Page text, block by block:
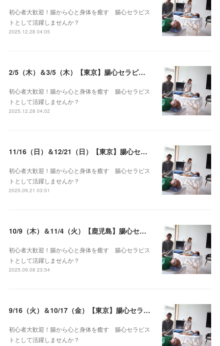
初心者大歓迎！腸から心と身体を癒す 腸心セラピス
トとして活躍しませんか？
2025.12.28 04:05
2/5（木）＆3/5（木）【東京】腸心セラピスト養成コース《２日間コース》開講決定
初心者大歓迎！腸から心と身体を癒す 腸心セラピス
トとして活躍しませんか？
2025.12.28 04:02
11/16（日）＆12/21（日）【東京】腸心セラピスト養成コース《２日間コース》開講決定
初心者大歓迎！腸から心と身体を癒す 腸心セラピス
トとして活躍しませんか？
2025.09.21 03:51
10/9（木）＆11/4（火）【鹿児島】腸心セラピスト養成コース《２日間コース》開講決定
初心者大歓迎！腸から心と身体を癒す 腸心セラピス
トとして活躍しませんか？
2025.09.08 23:54
9/16（火）＆10/17（金）【東京】腸心セラピスト養成コース《２日間コース》開講決定
初心者大歓迎！腸から心と身体を癒す 腸心セラピス
トとして活躍しませんか？